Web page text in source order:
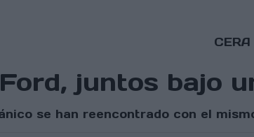
CERA
juntos bajo
se han reencontrado con el